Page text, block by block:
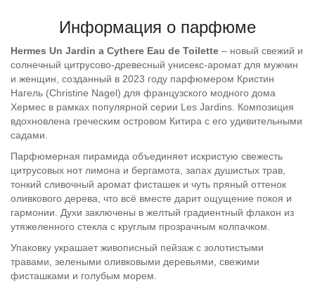
Информация о парфюме
Hermes Un Jardin a Cythere Eau de Toilette – новый свежий и
солнечный цитрусово-древесный унисекс-аромат для мужчин
и женщин, созданный в 2023 году парфюмером Кристин
Нагель (Christine Nagel) для французского модного дома
Хермес в рамках популярной серии Les Jardins. Композиция
вдохновлена греческим островом Китира с его удивительными
садами.
Парфюмерная пирамида объединяет искристую свежесть
цитрусовых нот лимона и бергамота, запах душистых трав,
тонкий сливочный аромат фисташек и чуть пряный оттенок
оливкового дерева, что всё вместе дарит ощущение покоя и
гармонии. Духи заключены в желтый градиентный флакон из
утяжеленного стекла с круглым прозрачным колпачком.
Упаковку украшает живописный пейзаж с золотистыми
травами, зелеными оливковыми деревьями, свежими
фисташками и голубым морем.